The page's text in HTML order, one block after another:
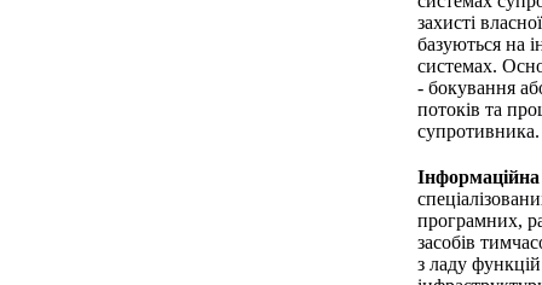
захисті
базуються на
системах.
- бокування
потоків та
супротивника.
Інформаційна
програмних,
засобів
з ладу